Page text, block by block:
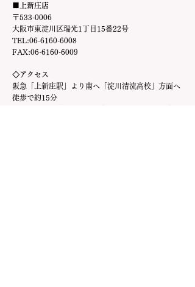
■上新庄店
〒533-0006
大阪市東淀川区瑞光1丁目15番22号
TEL:06-6160-6008
FAX:06-6160-6009
◇アクセス
阪急「上新庄駅」より南へ「淀川清流高校」方面へ
徒歩で約15分